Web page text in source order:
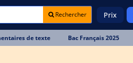
Rechercher Prix
de texte Bac Français 2025